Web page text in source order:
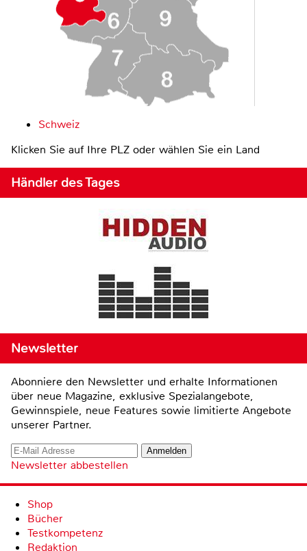
Schweiz
Klicken Sie auf Ihre PLZ oder wählen Sie ein Land
Händler des Tages
Newsletter
Abonniere den Newsletter und erhalte Informationen
über neue Magazine, exklusive Spezialangebote,
Gewinnspiele, neue Features sowie limitierte Angebote
unserer Partner.
Newsletter abbestellen
Shop
Bücher
Testkompetenz
Redaktion